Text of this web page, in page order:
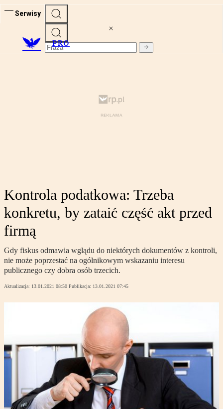
Serwisy
PRO
Kontrola podatkowa: Trzeba
konkretu, by zataić część akt przed
firmą
Gdy fiskus odmawia wglądu do niektórych dokumentów z kontroli,
nie może poprzestać na ogólnikowym wskazaniu interesu
publicznego czy dobra osób trzecich.
Aktualizacja: 13.01.2021 08:50 Publikacja: 13.01.2021 07:45